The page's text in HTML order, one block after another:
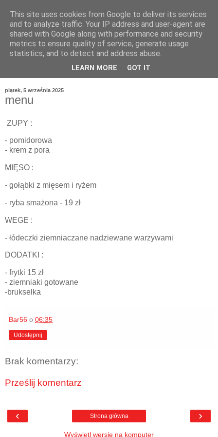
piątek, 5 września 2025
menu
ZUPY :
- pomidorowa
- krem z pora
MIĘSO :
- gołąbki z mięsem i ryżem
- ryba smażona - 19 zł
WEGE :
- łódeczki ziemniaczane nadziewane warzywami
DODATKI :
- frytki 15 zł
- ziemniaki gotowane
-brukselka
Bar56 o 06:35
Udostępnij
Brak komentarzy:
Prześlij komentarz
‹ ›
Strona główna
Wyświetl wersję na komputer
This site uses cookies from Google to deliver its services
and to analyze traffic. Your IP address and user-agent are
shared with Google along with performance and security
metrics to ensure quality of service, generate usage
statistics, and to detect and address abuse.
LEARN MORE GOT IT